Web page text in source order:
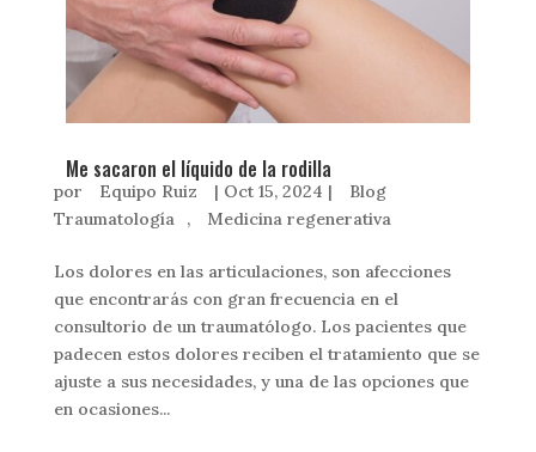
Me sacaron el líquido de la rodilla
por Equipo Ruiz | Oct 15, 2024 |
Blog
Traumatología
, Medicina regenerativa
Los dolores en las articulaciones, son afecciones
que encontrarás con gran frecuencia en el
consultorio de un traumatólogo. Los pacientes que
padecen estos dolores reciben el tratamiento que se
ajuste a sus necesidades, y una de las opciones que
en ocasiones...